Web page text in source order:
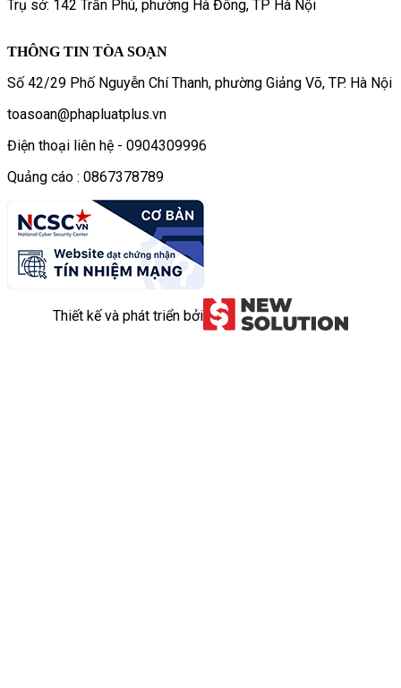
Trụ sở: 142 Trần Phú, phường Hà Đông, TP Hà Nội
THÔNG TIN TÒA SOẠN
Số 42/29 Phố Nguyễn Chí Thanh, phường Giảng Võ, TP. Hà Nội
toasoan@phapluatplus.vn
Điện thoại liên hệ - 0904309996
Quảng cáo : 0867378789
Thiết kế và phát triển bởi